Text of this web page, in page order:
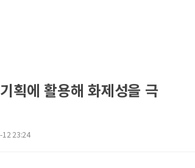
획에 활용해 화제성을 극
23:24